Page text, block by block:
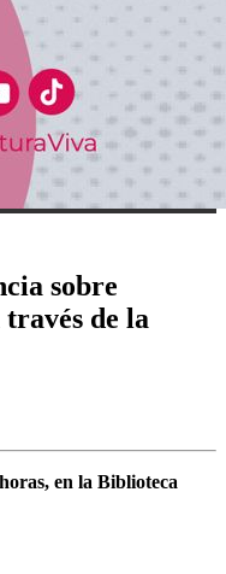
sobre
de la
en la Biblioteca